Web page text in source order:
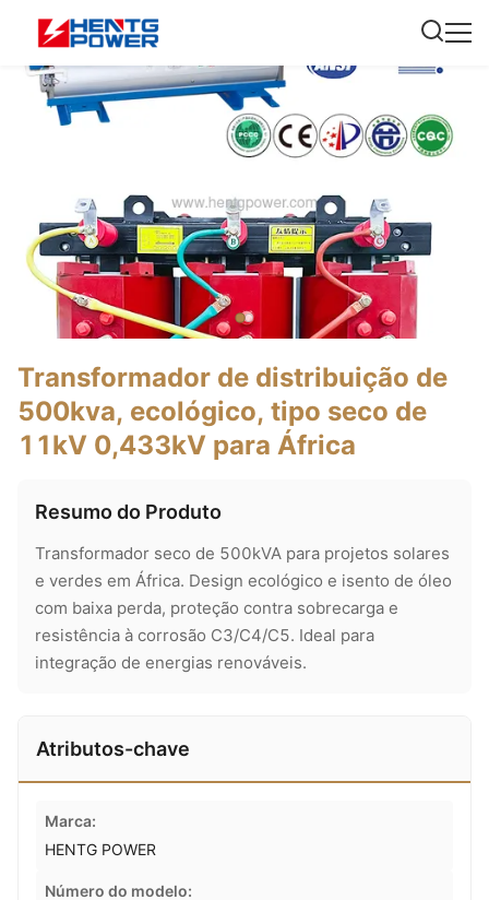
Transformador de distribuição de
500kva, ecológico, tipo seco de
11kV 0,433kV para África
Resumo do Produto
Transformador seco de 500kVA para projetos solares
e verdes em África. Design ecológico e isento de óleo
com baixa perda, proteção contra sobrecarga e
resistência à corrosão C3/C4/C5. Ideal para
integração de energias renováveis.
Atributos-chave
Marca:
HENTG POWER
Número do modelo: